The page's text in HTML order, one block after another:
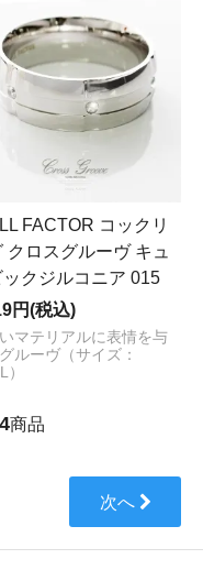
FACTOR コックリ
クロスグルーヴ キュ
ックジルコニア 015
円(税込)
マテリアルに表情を与
ルーヴ（サイズ：
）
商品
次へ